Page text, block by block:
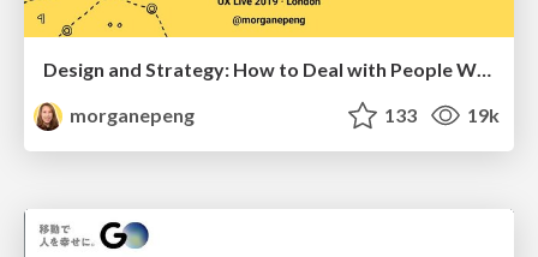
Design and Strategy: How to Deal with People Who Don’t "Get" Design
morganepeng
133 19k